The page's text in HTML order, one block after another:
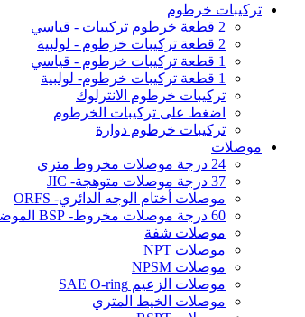
تركيبات خرطوم
2 قطعة خرطوم تركيبات - قياسي
2 قطعة تركيبات خرطوم - لولبية
1 قطعة تركيبات خرطوم - قياسي
1 قطعة تركيبات خرطوم- لولبية
تركيبات خرطوم الانترلوك
اضغط على تركيبات الخرطوم
تركيبات خرطوم دوارة
موصلات
24 درجة موصلات مخروط متري
37 درجة موصلات متوهجة- JIC
موصلات أختام الوجه الدائري- ORFS
60 درجة موصلات مخروط- BSP الموضوع
موصلات شفة
موصلات NPT
موصلات NPSM
موصلات الزعيم SAE O-ring
موصلات الخيط المتري